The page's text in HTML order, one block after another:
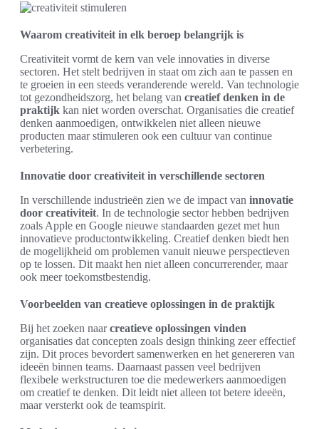
Waarom creativiteit in elk beroep belangrijk is
Creativiteit vormt de kern van vele innovaties in diverse
sectoren. Het stelt bedrijven in staat om zich aan te passen en
te groeien in een steeds veranderende wereld. Van technologie
tot gezondheidszorg, het belang van creatief denken in de
praktijk kan niet worden overschat. Organisaties die creatief
denken aanmoedigen, ontwikkelen niet alleen nieuwe
producten maar stimuleren ook een cultuur van continue
verbetering.
Innovatie door creativiteit in verschillende sectoren
In verschillende industrieën zien we de impact van innovatie
door creativiteit. In de technologie sector hebben bedrijven
zoals Apple en Google nieuwe standaarden gezet met hun
innovatieve productontwikkeling. Creatief denken biedt hen
de mogelijkheid om problemen vanuit nieuwe perspectieven
op te lossen. Dit maakt hen niet alleen concurrerender, maar
ook meer toekomstbestendig.
Voorbeelden van creatieve oplossingen in de praktijk
Bij het zoeken naarcreatieve oplossingen vinden
organisaties dat concepten zoals design thinking zeer effectief
zijn. Dit proces bevordert samenwerken en het genereren van
ideeën binnen teams. Daarnaast passen veel bedrijven
flexibele werkstructuren toe die medewerkers aanmoedigen
om creatief te denken. Dit leidt niet alleen tot betere ideeën,
maar versterkt ook de teamspirit.